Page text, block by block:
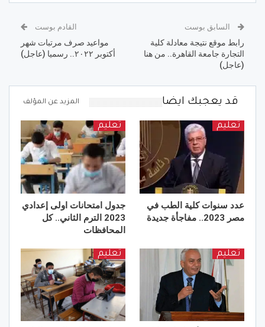
السابق بوست
رابط موقع نتيجة معادلة كلية
التجارة جامعة القاهرة.. من هنا
(عاجل)
القادم بوست
مواعيد صرف مرتبات شهر
أكتوبر ٢٠٢٢.. رسميا (عاجل)
قد يعجبك ايضا المزيد عن المؤلف
تعليم
عدد سنوات كلية الطب في
مصر 2023.. مفاجأة جديدة
تعليم
جدول امتحانات اولى إعدادي
2023 الترم الثاني.. كل
المحافظات
تعليم تعليم